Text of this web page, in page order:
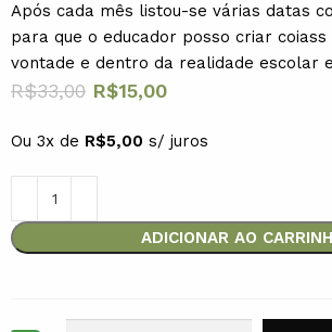
Após cada mês listou-se várias datas
para que o educador posso criar coiass
vontade e dentro da realidade escolar
R$33,00 R$15,00
Ou 3x de R$5,00 s/ juros
ADICIONAR AO